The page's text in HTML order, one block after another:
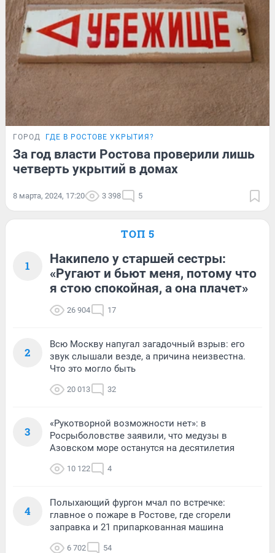
ГОРОД ГДЕ В РОСТОВЕ УКРЫТИЯ?
За год власти Ростова проверили лишь
четверть укрытий в домах
8 марта, 2024, 17:20 3 398 5
ТОП 5
1
Накипело у старшей сестры:
«Ругают и бьют меня, потому что
я стою спокойная, а она плачет»
26 904 17
2
Всю Москву напугал загадочный взрыв: его
звук слышали везде, а причина неизвестна.
Что это могло быть
20 013 32
3
«Рукотворной возможности нет»: в
Росрыболовстве заявили, что медузы в
Азовском море останутся на десятилетия
10 122 4
4
Полыхающий фургон мчал по встречке:
главное о пожаре в Ростове, где сгорели
заправка и 21 припаркованная машина
6 702 54